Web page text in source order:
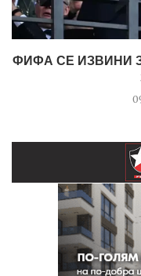
ФИФА СЕ ИЗВИНИ